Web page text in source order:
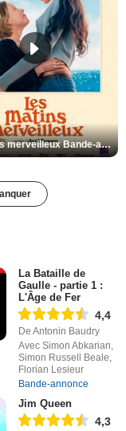
Les Matins merveilleux Bande-annonce VF
La Bataille de
Gaulle - partie 1 :
L'Âge de Fer
4,4
De Antonin Baudry
Avec Simon Abkarian,
Simon Russell Beale,
Florian Lesieur
Bande-annonce
Jim Queen
4,3